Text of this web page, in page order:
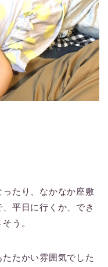
たり、なかなか座敷
平日に行くか、でき
う。
たかい雰囲気でした